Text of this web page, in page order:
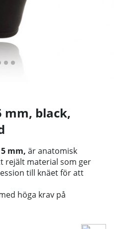
mm, black,
mm, är anatomisk
rejält material som ger
till knäet för att
höga krav på